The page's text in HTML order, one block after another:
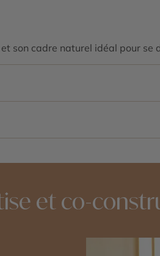
son cadre naturel idéal pour se
et co-